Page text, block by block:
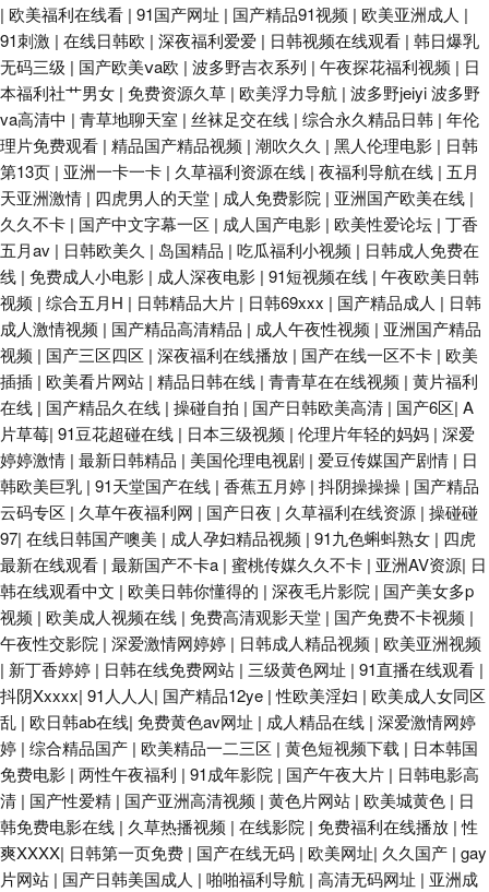
| 欧美福利在线看 | 91国产网址 | 国产精品91视频 | 欧美亚洲成人 |
91刺激 | 在线日韩欧 | 深夜福利爱爱 | 日韩视频在线观看 | 韩日爆乳
无码三级 | 国产欧美ⅴa欧 | 波多野吉衣系列 | 午夜探花福利视频 | 日
本福利社艹男女 | 免费资源久草 | 欧美浮力导航 | 波多野jeiyi 波多野
va高清中 | 青草地聊天室 | 丝袜足交在线 | 综合永久精品日韩 | 年伦
理片免费观看 | 精品国产精品视频 | 潮吹久久 | 黑人伦理电影 | 日韩
第13页 | 亚洲一卡一卡 | 久草福利资源在线 | 夜福利导航在线 | 五月
天亚洲激情 | 四虎男人的天堂 | 成人免费影院 | 亚洲国产欧美在线 |
久久不卡 | 国产中文字幕一区 | 成人国产电影 | 欧美性爱论坛 | 丁香
五月av | 日韩欧美久 | 岛国精品 | 吃瓜福利小视频 | 日韩成人免费在
线 | 免费成人小电影 | 成人深夜电影 | 91短视频在线 | 午夜欧美日韩
视频 | 综合五月H | 日韩精品大片 | 日韩69xxx | 国产精品成人 | 日韩
成人激情视频 | 国产精品高清精品 | 成人午夜性视频 | 亚洲国产精品
视频 | 国产三区四区 | 深夜福利在线播放 | 国产在线一区不卡 | 欧美
插插 | 欧美看片网站 | 精品日韩在线 | 青青草在在线视频 | 黄片福利
在线 | 国产精品久在线 | 操碰自拍 | 国产日韩欧美高清 | 国产6区| A
片草莓| 91豆花超碰在线 | 日本三级视频 | 伦理片年轻的妈妈 | 深爱
婷婷激情 | 最新日韩精品 | 美国伦理电视剧 | 爱豆传媒国产剧情 | 日
韩欧美巨乳 | 91天堂国产在线 | 香蕉五月婷 | 抖阴操操操 | 国产精品
云码专区 | 久草午夜福利网 | 国产日夜 | 久草福利在线资源 | 操碰碰
97| 在线日韩国产噢美 | 成人孕妇精品视频 | 91九色蝌蚪熟女 | 四虎
最新在线观看 | 最新国产不卡a | 蜜桃传媒久久不卡 | 亚洲AV资源| 日
韩在线观看中文 | 欧美日韩你懂得的 | 深夜毛片影院 | 国产美女多p
视频 | 欧美成人视频在线 | 免费高清观影天堂 | 国产免费不卡视频 |
午夜性交影院 | 深爱激情网婷婷 | 日韩成人精品视频 | 欧美亚洲视频
| 新丁香婷婷 | 日韩在线免费网站 | 三级黄色网址 | 91直播在线观看 |
抖阴Xxxxx| 91人人人| 国产精品12ye |性欧美淫妇 | 欧美成人女同区
乱 | 欧日韩ab在线| 免费黄色av网址 | 成人精品在线 | 深爱激情网婷
婷 | 综合精品国产 | 欧美精品一二三区 | 黄色短视频下载 | 日本韩国
免费电影 | 两性午夜福利 | 91成年影院 | 国产午夜大片 | 日韩电影高
清 | 国产性爱精 | 国产亚洲高清视频 | 黄色片网站 | 欧美城黄色 | 日
韩免费电影在线 | 久草热播视频 | 在线影院 | 免费福利在线播放 |性
爽XXXX| 日韩第一页免费 | 国产在线无码 | 欧美网址| 久久国产 | gay
片网站 | 国产日韩美国成人 | 啪啪福利导航 | 高清无码网址 | 亚洲成